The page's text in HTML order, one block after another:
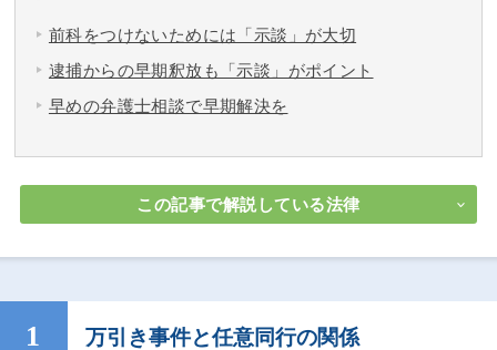
前科をつけないためには「示談」が大切
逮捕からの早期釈放も「示談」がポイント
早めの弁護士相談で早期解決を
この記事で解説している法律
万引き事件と任意同行の関係